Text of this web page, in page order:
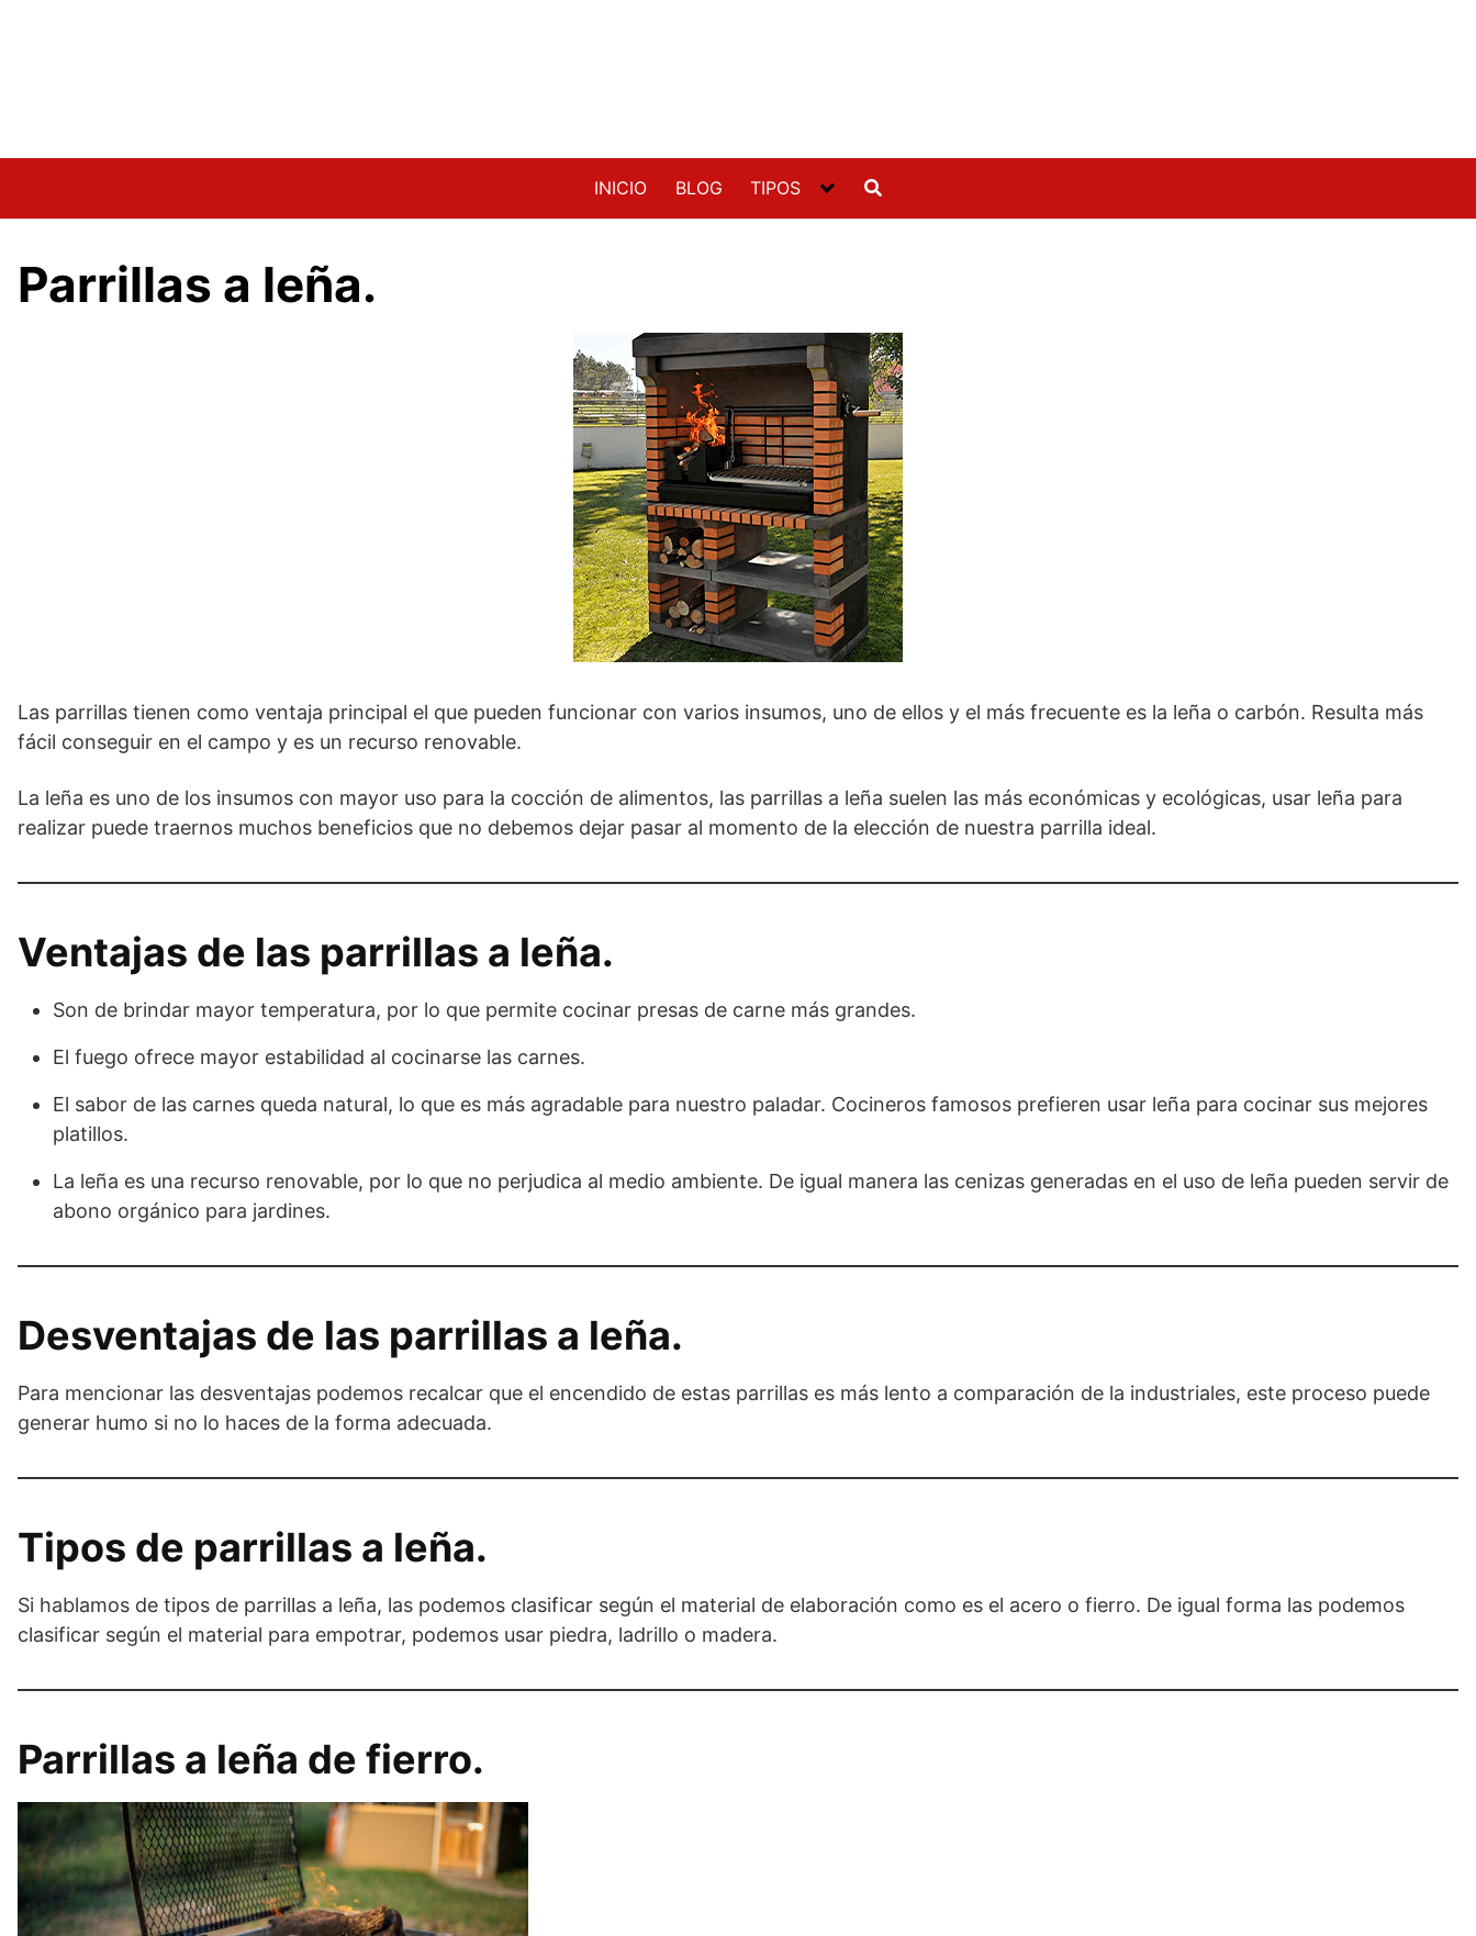
INICIO BLOG TIPOS
Parrillas a leña.
Las parrillas tienen como ventaja principal el que pueden funcionar con varios insumos, uno de ellos y el más frecuente es la leña o carbón. Resulta más
fácil conseguir en el campo y es un recurso renovable.
La leña es uno de los insumos con mayor uso para la cocción de alimentos, las parrillas a leña suelen las más económicas y ecológicas, usar leña para
realizar puede traernos muchos beneficios que no debemos dejar pasar al momento de la elección de nuestra parrilla ideal.
Ventajas de las parrillas a leña.
Son de brindar mayor temperatura, por lo que permite cocinar presas de carne más grandes.
El fuego ofrece mayor estabilidad al cocinarse las carnes.
El sabor de las carnes queda natural, lo que es más agradable para nuestro paladar. Cocineros famosos prefieren usar leña para cocinar sus mejores
platillos.
La leña es una recurso renovable, por lo que no perjudica al medio ambiente. De igual manera las cenizas generadas en el uso de leña pueden servir de
abono orgánico para jardines.
Desventajas de las parrillas a leña.
Para mencionar las desventajas podemos recalcar que el encendido de estas parrillas es más lento a comparación de la industriales, este proceso puede
generar humo si no lo haces de la forma adecuada.
Tipos de parrillas a leña.
Si hablamos de tipos de parrillas a leña, las podemos clasificar según el material de elaboración como es el acero o fierro. De igual forma las podemos
clasificar según el material para empotrar, podemos usar piedra, ladrillo o madera.
Parrillas a leña de fierro.